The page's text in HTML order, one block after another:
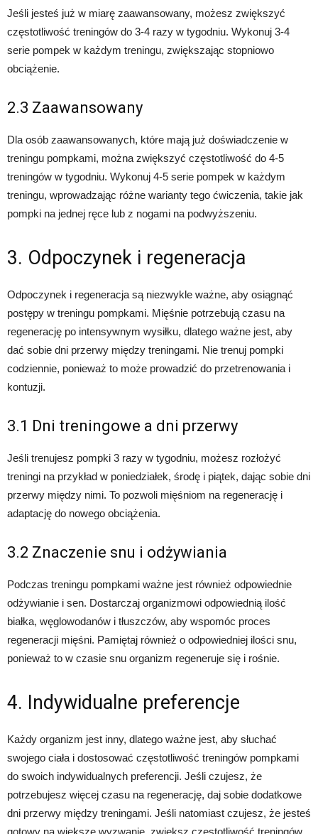
Jeśli jesteś już w miarę zaawansowany, możesz zwiększyć
częstotliwość treningów do 3-4 razy w tygodniu. Wykonuj 3-4
serie pompek w każdym treningu, zwiększając stopniowo
obciążenie.
2.3 Zaawansowany
Dla osób zaawansowanych, które mają już doświadczenie w
treningu pompkami, można zwiększyć częstotliwość do 4-5
treningów w tygodniu. Wykonuj 4-5 serie pompek w każdym
treningu, wprowadzając różne warianty tego ćwiczenia, takie jak
pompki na jednej ręce lub z nogami na podwyższeniu.
3. Odpoczynek i regeneracja
Odpoczynek i regeneracja są niezwykle ważne, aby osiągnąć
postępy w treningu pompkami. Mięśnie potrzebują czasu na
regenerację po intensywnym wysiłku, dlatego ważne jest, aby
dać sobie dni przerwy między treningami. Nie trenuj pompki
codziennie, ponieważ to może prowadzić do przetrenowania i
kontuzji.
3.1 Dni treningowe a dni przerwy
Jeśli trenujesz pompki 3 razy w tygodniu, możesz rozłożyć
treningi na przykład w poniedziałek, środę i piątek, dając sobie dni
przerwy między nimi. To pozwoli mięśniom na regenerację i
adaptację do nowego obciążenia.
3.2 Znaczenie snu i odżywiania
Podczas treningu pompkami ważne jest również odpowiednie
odżywianie i sen. Dostarczaj organizmowi odpowiednią ilość
białka, węglowodanów i tłuszczów, aby wspomóc proces
regeneracji mięśni. Pamiętaj również o odpowiedniej ilości snu,
ponieważ to w czasie snu organizm regeneruje się i rośnie.
4. Indywidualne preferencje
Każdy organizm jest inny, dlatego ważne jest, aby słuchać
swojego ciała i dostosować częstotliwość treningów pompkami
do swoich indywidualnych preferencji. Jeśli czujesz, że
potrzebujesz więcej czasu na regenerację, daj sobie dodatkowe
dni przerwy między treningami. Jeśli natomiast czujesz, że jesteś